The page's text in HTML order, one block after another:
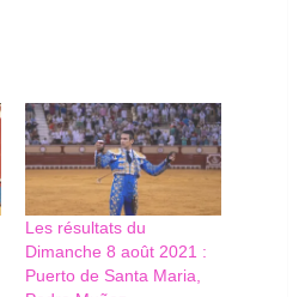
Les résultats du
Dimanche 8 août 2021 :
Puerto de Santa Maria,